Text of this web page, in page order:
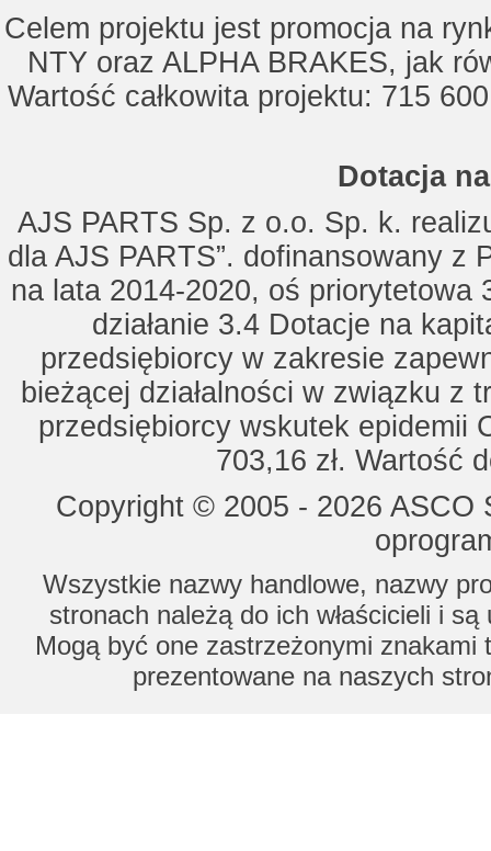
Celem projektu jest promocja na
NTY oraz ALPHA BRAKES, jak
Wartość całkowita projektu: 715
Dotacja
AJS PARTS Sp. z o.o. Sp. k.
dla AJS PARTS”. dofinansowany z
na lata 2014-2020, oś priorytetowa
działanie 3.4 Dotacje na
przedsiębiorcy w zakresie
bieżącej działalności w związku z
przedsiębiorcy wskutek epidemii
703,16 zł. Wartość
Copyright © 2005 - 2026
Wszystkie nazwy handlowe, nazwy
stronach należą do ich właścicieli i
Mogą być one zastrzeżonymi znakami
prezentowane na naszych